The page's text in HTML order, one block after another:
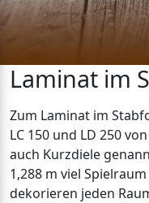
Laminat im
Zum Laminat im
LC 150 und LD 250
auch Kurzdiele
1,288 m viel
dekorieren jeden